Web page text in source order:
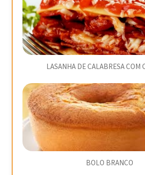
LASANHA DE CALABRESA COM
BOLO BRANCO